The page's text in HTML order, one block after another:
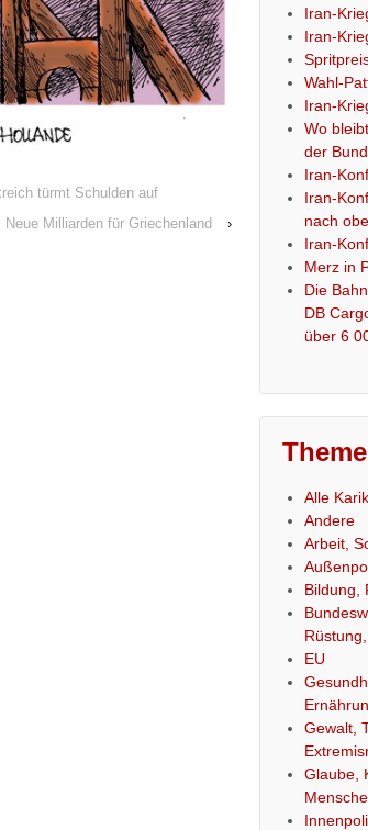
türmt Schulden auf
Neue Milliarden für Griechenland
›
Iran-
Iran-
Wahl-
Iran-
Wo
der
Iran-
Iran-
nach
Iran-
Merz in
Die
DB
über 6
Alle
Andere
Arbeit,
Bildung,
EU
Gewalt,
Glaube,